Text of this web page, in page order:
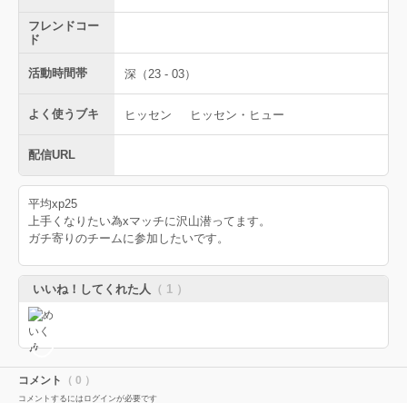
フレンドコー
ド
活動時間帯 深（23 - 03）
よく使うブキ ヒッセン ヒッセン・ヒュー
配信URL
平均xp25
上手くなりたい為xマッチに沢山潜ってます。
ガチ寄りのチームに参加したいです。
いいね！してくれた人 （ 1 ）
コメント （ 0 ）
コメントするにはログインが必要です